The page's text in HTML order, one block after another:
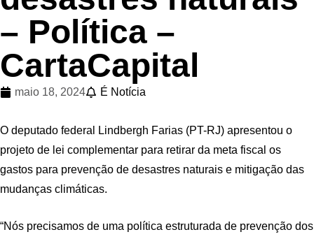
– Política –
CartaCapital
maio 18, 2024 É Notícia
O deputado federal Lindbergh Farias (PT-RJ) apresentou o
projeto de lei complementar para retirar da meta fiscal os
gastos para prevenção de desastres naturais e mitigação das
mudanças climáticas.
“Nós precisamos de uma política estruturada de prevenção dos